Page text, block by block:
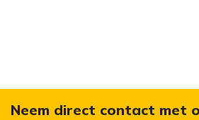
Neem direct contact met